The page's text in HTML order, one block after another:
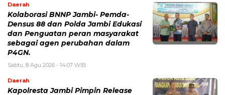
Daerah
Kolaborasi BNNP Jambi- Pemda-
Densus 88 dan Polda Jambi Edukasi
dan Penguatan peran masyarakat
sebagai agen perubahan dalam
P4GN.
Sabtu, 8 Agu 2026 - 14:07 WIB
Daerah
Kapolresta Jambi Pimpin Release